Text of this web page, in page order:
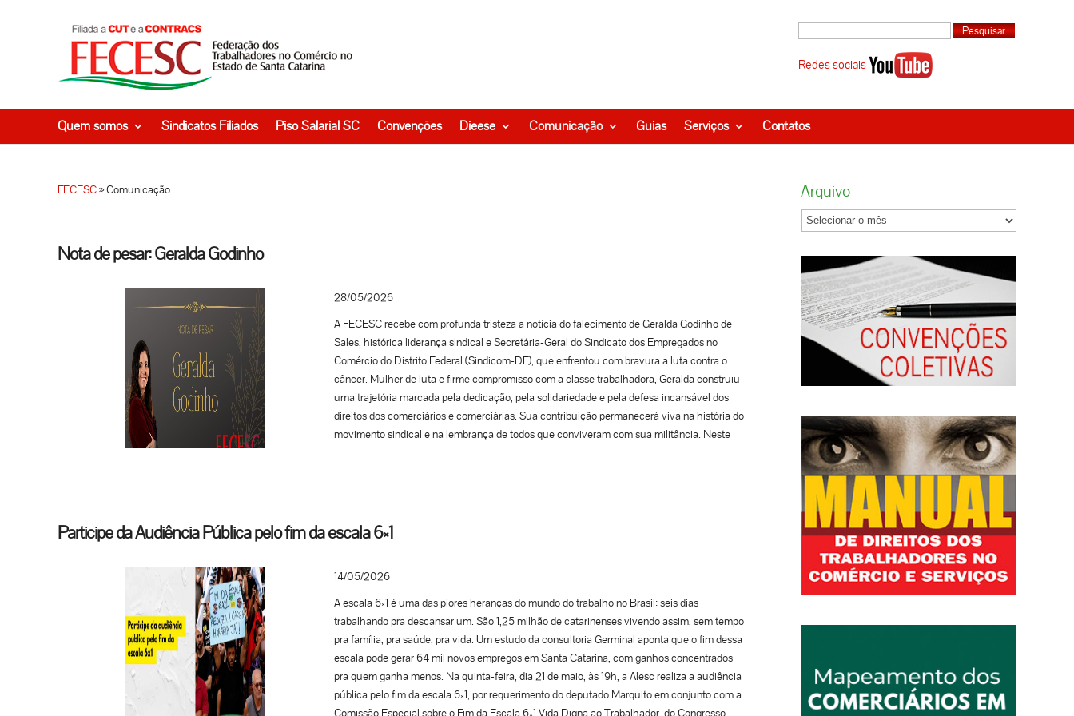
Redes sociais
Quem somos Sindicatos Filiados Piso Salarial SC Convenções Dieese Comunicação Guias Serviços Contatos
FECESC»Comunicação
Nota de pesar: Geralda Godinho
28/05/2026
A FECESC recebe com profunda tristeza a notícia do falecimento de Geralda Godinho de
Sales, histórica liderança sindical e Secretária-Geral do Sindicato dos Empregados no
Comércio do Distrito Federal (Sindicom-DF), que enfrentou com bravura a luta contra o
câncer. Mulher de luta e firme compromisso com a classe trabalhadora, Geralda construiu
uma trajetória marcada pela dedicação, pela solidariedade e pela defesa incansável dos
direitos dos comerciários e comerciárias. Sua contribuição permanecerá viva na história do
movimento sindical e na lembrança de todos que conviveram com sua militância. Neste
Participe da Audiência Pública pelo fim da escala 6×1
14/05/2026
A escala 6×1 é uma das piores heranças do mundo do trabalho no Brasil: seis dias
trabalhando pra descansar um. São 1,25 milhão de catarinenses vivendo assim, sem tempo
pra família, pra saúde, pra vida. Um estudo da consultoria Germinal aponta que o fim dessa
escala pode gerar 64 mil novos empregos em Santa Catarina, com ganhos concentrados
pra quem ganha menos. Na quinta-feira, dia 21 de maio, às 19h, a Alesc realiza a audiência
pública pelo fim da escala 6×1, por requerimento do deputado Marquito em conjunto com a
Comissão Especial sobre o Fim da Escala 6×1 Vida Digna ao Trabalhador, do Congresso
Arquivo